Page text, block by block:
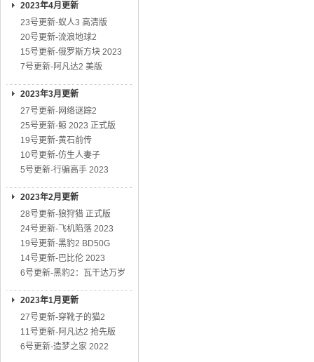
2023年4月更新
23号更新-蚁人3 高清版
20号更新-流浪地球2
15号更新-俄罗斯方块 2023
7号更新-阿凡达2 美版
2023年3月更新
27号更新-网络谜踪2
25号更新-鲸 2023 正式版
19号更新-黄石前传
10号更新-仿生人妻子
5号更新-行骗高手 2023
2023年2月更新
28号更新-狼狩猎 正式版
24号更新-飞机陷落 2023
19号更新-黑豹2 BD50G
14号更新-巴比伦 2023
6号更新-黑豹2：瓦干达万岁
2023年1月更新
27号更新-穿靴子的猫2
11号更新-阿凡达2 抢先版
6号更新-造梦之家 2022